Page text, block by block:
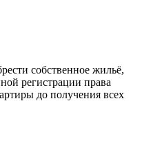
собственное жильё,
регистрации права
до получения всех